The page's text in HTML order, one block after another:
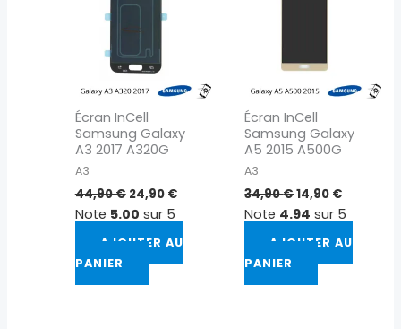
Écran InCell
Samsung Galaxy
A3 2017 A320G
A3
44,90€ 24,90 €
Note 5.00 sur 5
AJOUTER AU
PANIER
Écran InCell
Samsung Galaxy
A5 2015 A500G
A3
34,90€14,90 €
Note 4.94 sur 5
AJOUTER AU
PANIER